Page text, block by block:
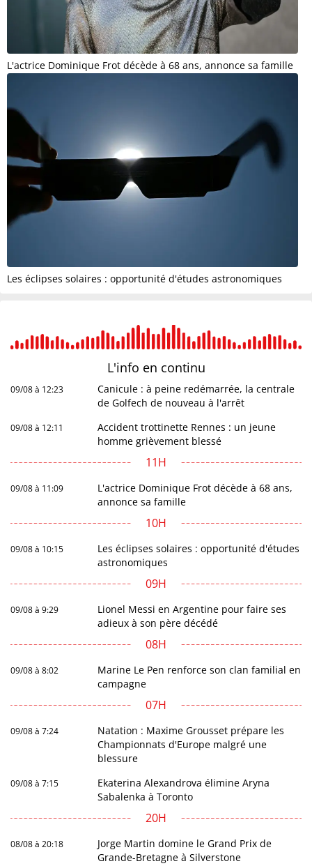
L'actrice Dominique Frot décède à 68 ans, annonce sa famille
Les éclipses solaires : opportunité d'études astronomiques
L'info en continu
09/08 à 12:23
Canicule : à peine redémarrée, la centrale
de Golfech de nouveau à l'arrêt
09/08 à 12:11
Accident trottinette Rennes : un jeune
homme grièvement blessé
11H
09/08 à 11:09
L'actrice Dominique Frot décède à 68 ans,
annonce sa famille
10H
09/08 à 10:15
Les éclipses solaires : opportunité d'études
astronomiques
09H
09/08 à 9:29
Lionel Messi en Argentine pour faire ses
adieux à son père décédé
08H
09/08 à 8:02
Marine Le Pen renforce son clan familial en
campagne
07H
09/08 à 7:24
Natation : Maxime Grousset prépare les
Championnats d'Europe malgré une
blessure
09/08 à 7:15
Ekaterina Alexandrova élimine Aryna
Sabalenka à Toronto
20H
08/08 à 20:18
Jorge Martin domine le Grand Prix de
Grande-Bretagne à Silverstone